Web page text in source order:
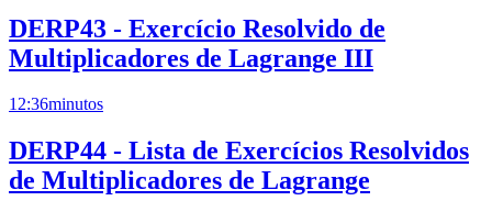
DERP43 - Exercício Resolvido de
Multiplicadores de Lagrange III
12:36minutos
DERP44 - Lista de Exercícios Resolvidos
de Multiplicadores de Lagrange